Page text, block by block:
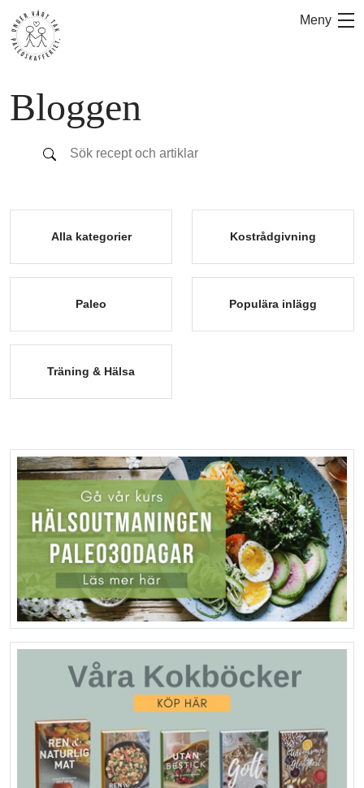
innehåll
Meny
Bloggen
Alla kategorier Kostrådgivning
Paleo Populära inlägg
Träning & Hälsa